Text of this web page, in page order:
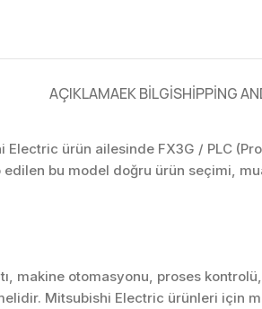
AÇIKLAMAEK BILGISHIPPING
Electric ürün ailesinde FX3G / PLC
edilen bu model doğru ürün seçimi,
makine otomasyonu, proses
Mitsubishi Electric ürünleri için